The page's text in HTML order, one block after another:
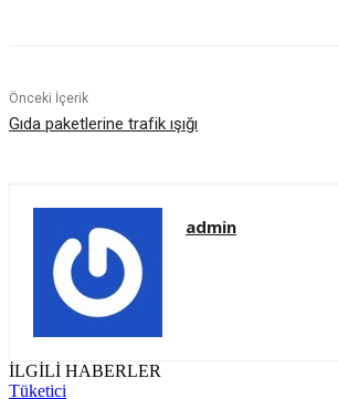
Önceki İçerik
Gıda paketlerine trafik ışığı
admin
İLGİLİ HABERLER
Tüketici